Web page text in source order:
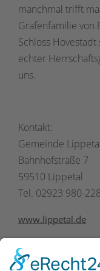
manchmal trifft
Grafenfamilie von
Schloss
echter
uns.
Kontakt:
Gemeinde Lippetal
Bahnhofstraße 7
59510 Lippetal
Tel. 02923 980-228
www.lippetal.de